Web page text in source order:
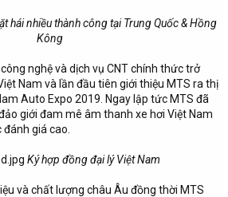
hái nhiều thành công tại Trung Quốc & Hồng
Kông
nghệ và dịch vụ CNT chính thức trở
Nam và lần đầu tiên giới thiệu MTS ra thị
Auto Expo 2019. Ngay lập tức MTS đã
giới đam mê âm thanh xe hơi Việt Nam
giá cao.
Ký hợp đồng đại lý Việt Nam
và chất lượng châu Âu đồng thời MTS